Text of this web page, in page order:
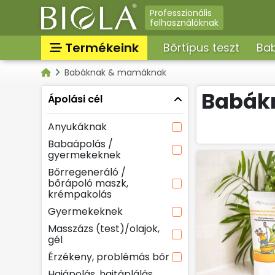
Professzionális
felhasználóknak
Termékeink Bőrtípus teszt
Kategóriák
Összes termék
Nappali arckrémek,
arcbalzsam, arckrém
Parfümök, EDT,
Bőrregeneráló maszkok,
Intim higiéniai termékek
Masszázsolajok,
Arctisztítás, arctej,
sminklemosó, micellás
Szemkörnyékápolók,
szemránckrémek,
Tonikok, splashek
Babáknak & mamáknak
Ápolási cél
Anyukáknak
Babaápolás /
gyermekeknek
Bőrregeneráló /
bőrápoló maszk,
krémpakolás
Gyermekeknek
Masszázs (test)/olajok,
gél
Érzékeny, problémás bőr